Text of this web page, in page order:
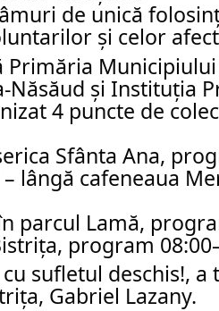
de unică
și celor
Primăria
Năsăud și Instituția
4 puncte de
Sfânta Ana,
– lângă cafeneaua
parcul Lamă,
program
sufletul deschis!,
Gabriel Lazany.